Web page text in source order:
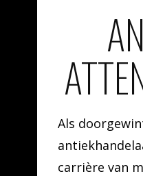
Als
carrière van